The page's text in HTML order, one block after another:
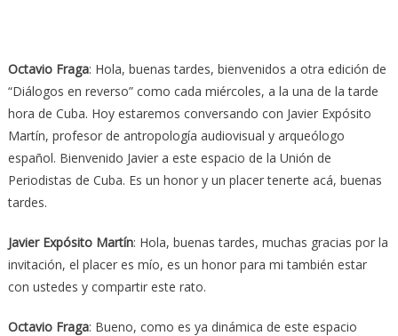
Octavio Fraga: Hola, buenas tardes, bienvenidos a otra edición de
“Diálogos en reverso” como cada miércoles, a la una de la tarde
hora de Cuba. Hoy estaremos conversando con Javier Expósito
Martín, profesor de antropología audiovisual y arqueólogo
español. Bienvenido Javier a este espacio de la Unión de
Periodistas de Cuba. Es un honor y un placer tenerte acá, buenas
tardes.
Javier Expósito Martín: Hola, buenas tardes, muchas gracias por la
invitación, el placer es mío, es un honor para mi también estar
con ustedes y compartir este rato.
Octavio Fraga: Bueno, como es ya dinámica de este espacio